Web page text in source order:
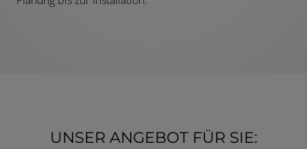
UNSER ANGEBOT FÜR SIE: